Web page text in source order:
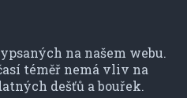
na našem webu.
téměř nemá vliv na
dešťů a bouřek.